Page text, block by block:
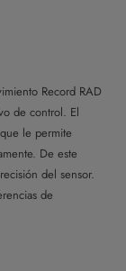
Record RAD
de control. El
le permite
De este
del sensor.
de